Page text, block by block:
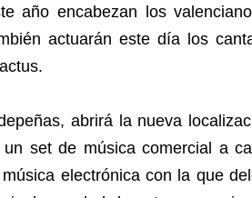
año encabezan los
actuarán este día los
abrirá la nueva
set de música comercial a
electrónica con la que